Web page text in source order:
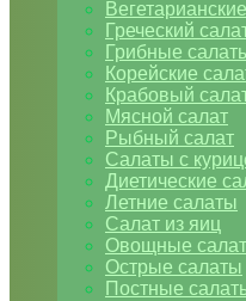
Греческий
Грибные
Корейские
Крабовый
Мясной салат
Рыбный салат
Салаты с
Диетические
Летние салаты
Салат из яиц
Овощные
Острые салаты
Постные